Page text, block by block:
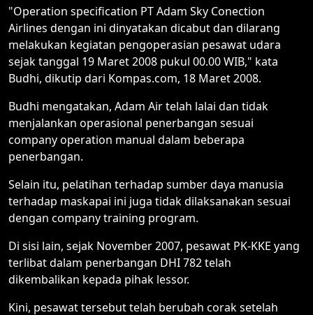
"Operation specification PT Adam Sky Conection
Airlines dengan ini dinyatakan dicabut dan dilarang
melakukan kegiatan pengoperasian pesawat udara
sejak tanggal 19 Maret 2008 pukul 00.00 WIB," kata
Budhi, dikutip dari Kompas.com, 18 Maret 2008.
Budhi mengatakan, Adam Air telah lalai dan tidak
menjalankan operasional penerbangan sesuai
company operation manual dalam beberapa
penerbangan.
Selain itu, pelatihan terhadap sumber daya manusia
terhadap maskapai ini juga tidak dilaksanakan sesuai
dengan company training program.
Di sisi lain, sejak November 2007, pesawat PK-KKE yang
terlibat dalam penerbangan DHI 782 telah
dikembalikan kepada pihak lessor.
Kini, pesawat tersebut telah berubah corak setelah